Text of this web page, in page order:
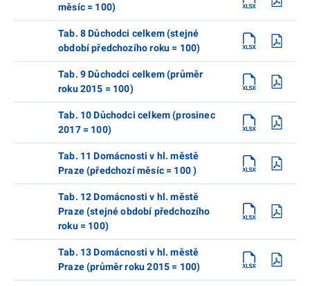
měsíc = 100)
Tab. 8 Důchodci celkem (stejné
období předchozího roku = 100)
Tab. 9 Důchodci celkem (průměr
roku 2015 = 100)
Tab. 10 Důchodci celkem (prosinec
2017 = 100)
Tab. 11 Domácnosti v hl. městě
Praze (předchozí měsíc = 100 )
Tab. 12 Domácnosti v hl. městě
Praze (stejné období předchozího
roku = 100)
Tab. 13 Domácnosti v hl. městě
Praze (průměr roku 2015 = 100)